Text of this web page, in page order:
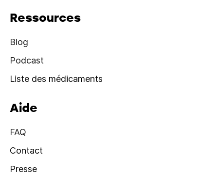
Ressources
Blog
Podcast
Liste des médicaments
Aide
FAQ
Contact
Presse